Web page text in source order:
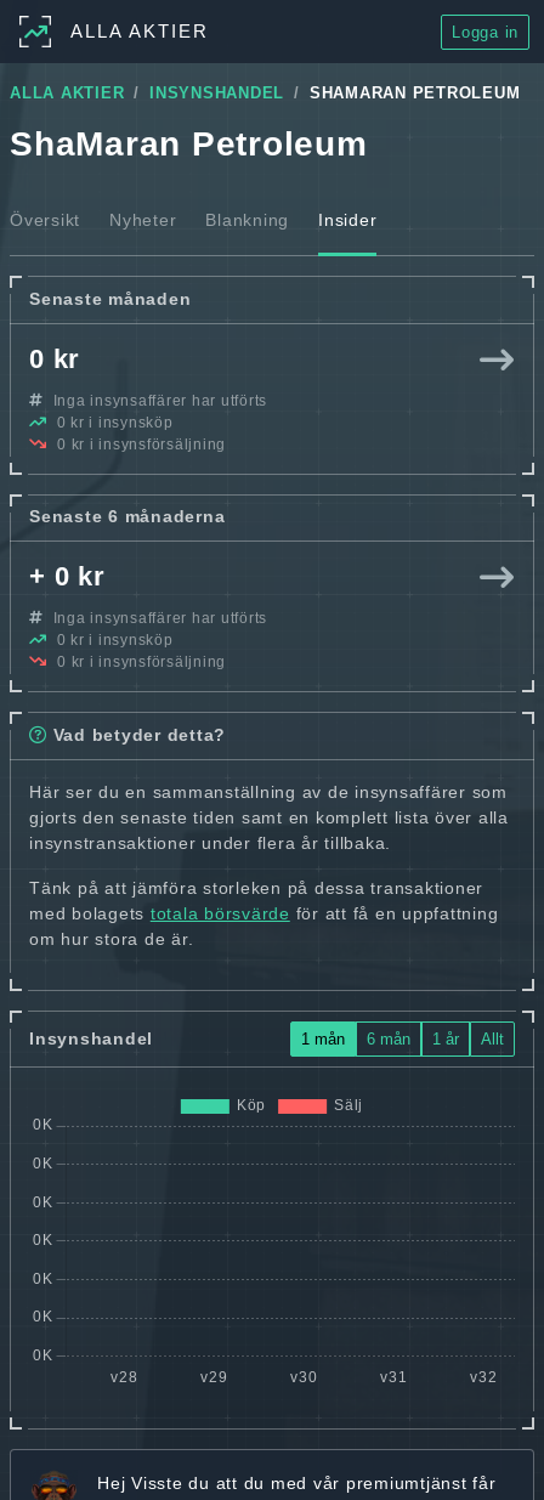
ALLA AKTIER Logga in
ALLA AKTIER INSYNSHANDEL SHAMARAN PETROLEUM
ShaMaran Petroleum
Översikt Nyheter Blankning Insider
Senaste månaden
0 kr
Inga insynsaffärer har utförts
0 kr i insynsköp
0 kr i insynsförsäljning
Senaste 6 månaderna
+ 0 kr
Inga insynsaffärer har utförts
0 kr i insynsköp
0 kr i insynsförsäljning
Vad betyder detta?
Här ser du en sammanställning av de insynsaffärer som
gjorts den senaste tiden samt en komplett lista över alla
insynstransaktioner under flera år tillbaka.
Tänk på att jämföra storleken på dessa transaktioner
med bolagets totala börsvärde för att få en uppfattning
om hur stora de är.
Insynshandel 1 mån 6 mån 1 år Allt
Hej Visste du att du med vår premiumtjänst får